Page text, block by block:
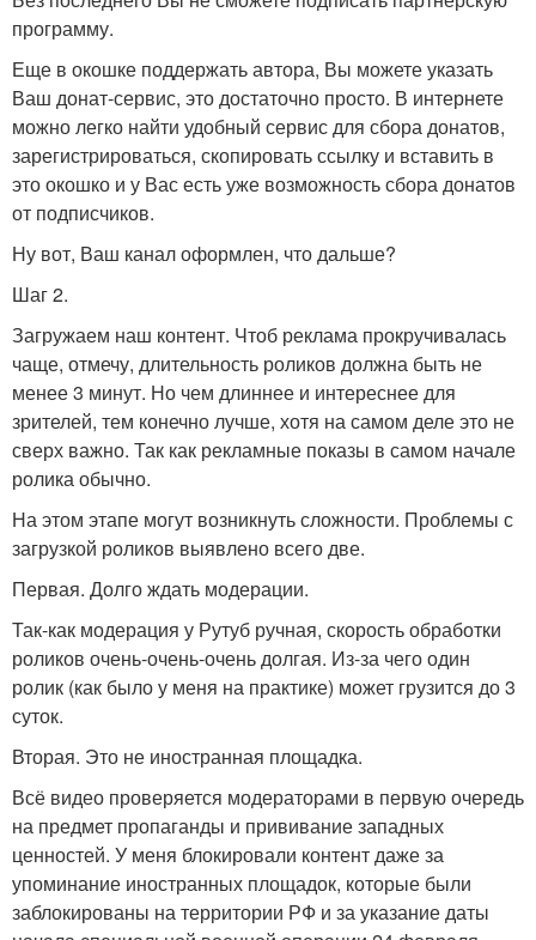
программу.
Еще в окошке поддержать автора, Вы можете указать
Ваш донат-сервис, это достаточно просто. В интернете
можно легко найти удобный сервис для сбора донатов,
зарегистрироваться, скопировать ссылку и вставить в
это окошко и у Вас есть уже возможность сбора донатов
от подписчиков.
Ну вот, Ваш канал оформлен, что дальше?
Шаг 2.
Загружаем наш контент. Чтоб реклама прокручивалась
чаще, отмечу, длительность роликов должна быть не
менее 3 минут. Но чем длиннее и интереснее для
зрителей, тем конечно лучше, хотя на самом деле это не
сверх важно. Так как рекламные показы в самом начале
ролика обычно.
На этом этапе могут возникнуть сложности. Проблемы с
загрузкой роликов выявлено всего две.
Первая. Долго ждать модерации.
Так-как модерация у Рутуб ручная, скорость обработки
роликов очень-очень-очень долгая. Из-за чего один
ролик (как было у меня на практике) может грузится до 3
суток.
Вторая. Это не иностранная площадка.
Всё видео проверяется модераторами в первую очередь
на предмет пропаганды и прививание западных
ценностей. У меня блокировали контент даже за
упоминание иностранных площадок, которые были
заблокированы на территории РФ и за указание даты